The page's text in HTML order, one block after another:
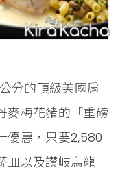
分的頂級美國肩
麥梅花豬的「重磅
優惠，只要2,580
皿以及讃岐烏龍